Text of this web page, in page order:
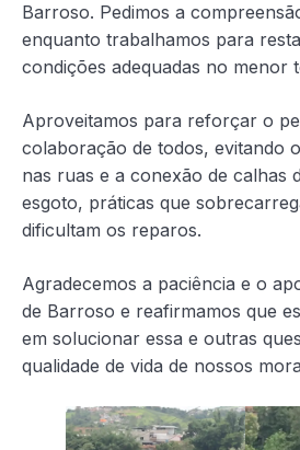
Barroso. Pedimos a
enquanto trabalhamos para
condições adequadas no menor
Aproveitamos para reforçar o
colaboração de todos, evitando
nas ruas e a conexão de calhas
esgoto, práticas que
dificultam os reparos.
Agradecemos a paciência e o
de Barroso e reafirmamos que
em solucionar essa e outras
qualidade de vida de nossos